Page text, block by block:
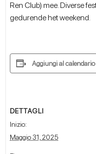
Ren Club) mee. Diverse
gedurende het weekend.
Aggiungi al calendario
DETTAGLI
Inizio:
Maggio 31, 2025